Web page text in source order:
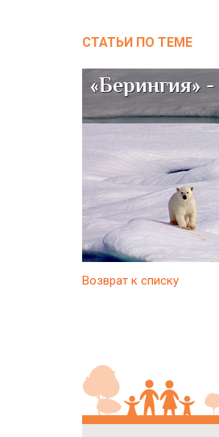
СТАТЬИ ПО ТЕМЕ
«Берингия»
Возврат к списку